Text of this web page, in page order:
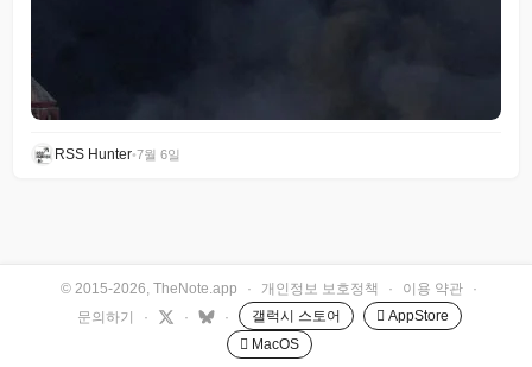
RSS Hunter•7월 6일
© 2015-2026, TheNote.app · 개인정보 보호정책 · 이용 약관
·
문의하기
· · · 갤럭시 스토어
 AppStore
 MacOS